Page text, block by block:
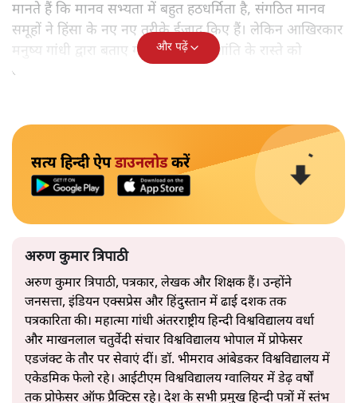
मानते हैं कि मानव सभ्यता में बहुत हठधर्मिता है, संगठित मानव
समूहों ने हिंसा के नए नए तरीके ईजाद किए हैं। लेकिन आखिरकार
मनुष्य गांधी द्वारा बताए गए अहिंसा और शांति के रास्ते को
अपनाएगा।
और पढ़ें
सत्य हिन्दी ऐपडाउनलोडकरें
अरुण कुमार त्रिपाठी
अरुण कुमार त्रिपाठी, पत्रकार, लेखक और शिक्षक हैं। उन्होंने
जनसत्ता, इंडियन एक्सप्रेस और हिंदुस्तान में ढाई दशक तक
पत्रकारिता की। महात्मा गांधी अंतरराष्ट्रीय हिन्दी विश्वविद्यालय वर्धा
और माखनलाल चतुर्वेदी संचार विश्वविद्यालय भोपाल में प्रोफेसर
एडजंक्ट के तौर पर सेवाएं दीं। डॉ. भीमराव आंबेडकर विश्वविद्यालय में
एकेडमिक फेलो रहे। आईटीएम विश्वविद्यालय ग्वालियर में डेढ़ वर्षों
तक प्रोफेसर ऑफ प्रैक्टिस रहे। देश के सभी प्रमुख हिन्दी पत्रों में स्तंभ